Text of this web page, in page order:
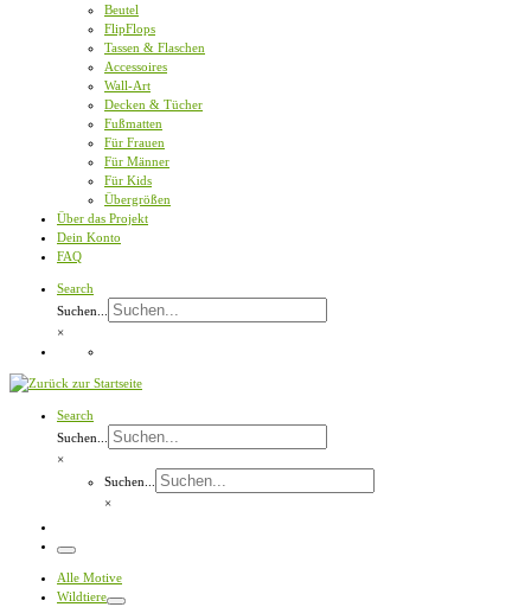
Beutel
FlipFlops
Tassen & Flaschen
Accessoires
Wall-Art
Decken & Tücher
Fußmatten
Für Frauen
Für Männer
Für Kids
Übergrößen
Über das Projekt
Dein Konto
FAQ
Search
Suchen...
×
Search
Suchen...
×
Suchen...
×
Menü
Alle Motive
Wildtiere